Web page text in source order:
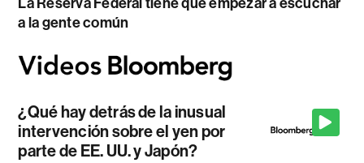
a la gente común
¿Qué hay detrás de la inusual
intervención sobre el yen por
parte de EE. UU. y Japón?